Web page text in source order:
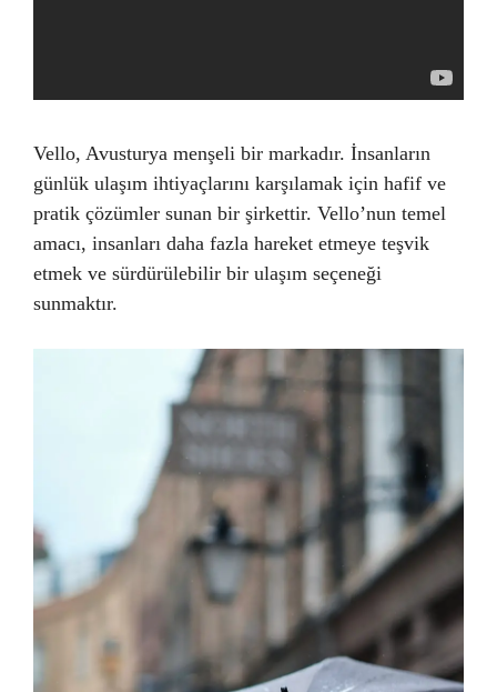
Vello, Avusturya menşeli bir markadır. İnsanların
günlük ulaşım ihtiyaçlarını karşılamak için hafif ve
pratik çözümler sunan bir şirkettir. Vello’nun temel
amacı, insanları daha fazla hareket etmeye teşvik
etmek ve sürdürülebilir bir ulaşım seçeneği
sunmaktır.